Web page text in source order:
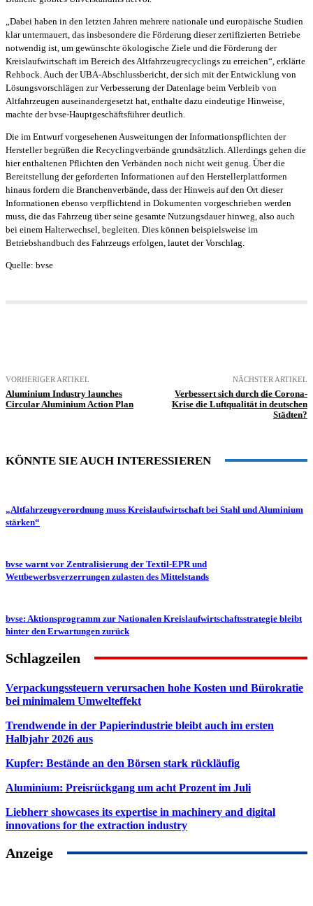
„Dabei haben in den letzten Jahren mehrere nationale und europäische Studien
klar untermauert, das insbesondere die Förderung dieser zertifizierten Betriebe
notwendig ist, um gewünschte ökologische Ziele und die Förderung der
Kreislaufwirtschaft im Bereich des Altfahrzeugrecyclings zu erreichen“, erklärte
Rehbock. Auch der UBA-Abschlussbericht, der sich mit der Entwicklung von
Lösungsvorschlägen zur Verbesserung der Datenlage beim Verbleib von
Altfahrzeugen auseinandergesetzt hat, enthalte dazu eindeutige Hinweise,
machte der bvse-Hauptgeschäftsführer deutlich.
Die im Entwurf vorgesehenen Ausweitungen der Informationspflichten der
Hersteller begrüßen die Recyclingverbände grundsätzlich. Allerdings gehen die
hier enthaltenen Pflichten den Verbänden noch nicht weit genug. Über die
Bereitstellung der geforderten Informationen auf den Herstellerplattformen
hinaus fordern die Branchenverbände, dass der Hinweis auf den Ort dieser
Informationen ebenso verpflichtend in Dokumenten vorgeschrieben werden
muss, die das Fahrzeug über seine gesamte Nutzungsdauer hinweg, also auch
bei einem Halterwechsel, begleiten. Dies können beispielsweise im
Betriebshandbuch des Fahrzeugs erfolgen, lautet der Vorschlag.
Quelle: bvse
VORHERIGER ARTIKEL
Aluminium Industry launches
Circular Aluminium Action Plan
NÄCHSTER ARTIKEL
Verbessert sich durch die Corona-
Krise die Luftqualität in deutschen
Städten?
KÖNNTE SIE AUCH INTERESSIEREN
„Altfahrzeugverordnung muss Kreislaufwirtschaft bei Stahl und Aluminium
stärken“
bvse warnt vor Zentralisierung der Textil-EPR und
Wettbewerbsverzerrungen zulasten des Mittelstands
bvse: Aktionsprogramm zur Nationalen Kreislaufwirtschaftsstrategie bleibt
hinter den Erwartungen zurück
Schlagzeilen
Verpackungssteuern verursachen hohe Kosten und Bürokratie
bei minimalem Umwelteffekt
Trendwende in der Papierindustrie bleibt auch im ersten
Halbjahr 2026 aus
Kupfer: Bestände an den Börsen stark rückläufig
Aluminium: Preisrückgang um acht Prozent im Juli
Liebherr showcases its expertise in machinery and digital
innovations for the extraction industry
Anzeige